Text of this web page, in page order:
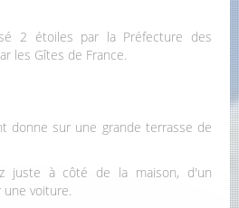
2 étoiles par la Préfecture des
les Gîtes de France.
donne sur une grande terrasse de
juste à côté de la maison, d'un
voiture.